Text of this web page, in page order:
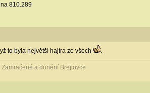
810.289
to byla největší hajtra ze všech .
a dunění Brejlovce